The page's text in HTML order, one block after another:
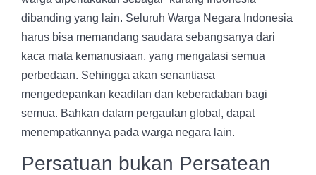
dibanding yang lain. Seluruh Warga Negara Indonesia
harus bisa memandang saudara sebangsanya dari
kaca mata kemanusiaan, yang mengatasi semua
perbedaan. Sehingga akan senantiasa
mengedepankan keadilan dan keberadaban bagi
semua. Bahkan dalam pergaulan global, dapat
menempatkannya pada warga negara lain.
Persatuan bukan Persatean